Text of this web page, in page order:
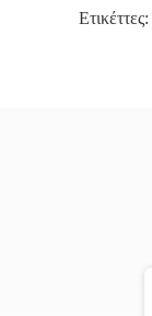
Ετικέττες: